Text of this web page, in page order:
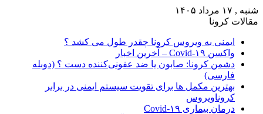
شنبه , ۱۷ مرداد ۱۴۰۵
مقالات کرونا
ایمنی به ویروس کرونا چقدر طول می کشد ؟
واکسن Covid-۱۹ – آخرین اخبار
دشمن کرونا: صابون یا ضد عفونی‌کننده دست ؟ (دوبله
فارسی)
بهترین مکمل ها برای تقویت سیستم ایمنی در برابر
کروناویروس
درمان بیماری Covid-۱۹